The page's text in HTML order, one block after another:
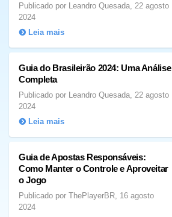
Publicado por Leandro Quesada, 22 agosto
2024
Leia mais
Guia do Brasileirão 2024: Uma Análise
Completa
Publicado por Leandro Quesada, 22 agosto
2024
Leia mais
Guia de Apostas Responsáveis:
Como Manter o Controle e Aproveitar
o Jogo
Publicado por ThePlayerBR, 16 agosto
2024